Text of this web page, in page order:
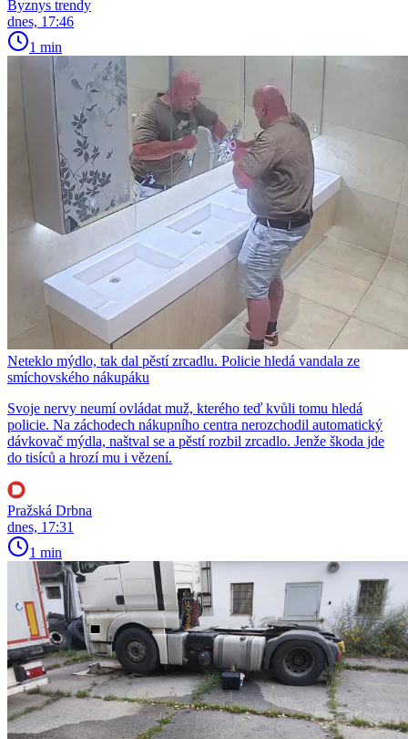
Byznys trendy
dnes, 17:46
1 min
Neteklo mýdlo, tak dal pěstí zrcadlu. Policie hledá vandala ze
smíchovského nákupáku
Svoje nervy neumí ovládat muž, kterého teď kvůli tomu hledá
policie. Na záchodech nákupního centra nerozchodil automatický
dávkovač mýdla, naštval se a pěstí rozbil zrcadlo. Jenže škoda jde
do tisíců a hrozí mu i vězení.
Pražská Drbna
dnes, 17:31
1 min